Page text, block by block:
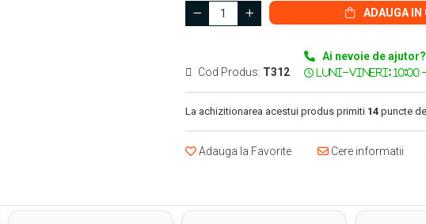
ADAUGA IN
Cod Produs: T312
Ai nevoie de ajutor?
La achizitionarea acestui produs primiti 14 puncte
Adauga la Favorite Cere informatii